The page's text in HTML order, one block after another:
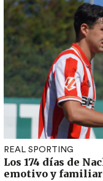
REAL SPORTING
Los 174 días de
emotivo y familiar